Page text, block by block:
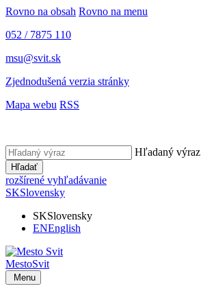
Rovno na obsah Rovno na menu
052 / 7875 110
msu@svit.sk
Zjednodušená verzia stránky
Mapa webu RSS
Hľadaný výraz
Hľadať
rozšírené vyhľadávanie
SKSlovensky
SKSlovensky
ENEnglish
MestoSvit
Menu